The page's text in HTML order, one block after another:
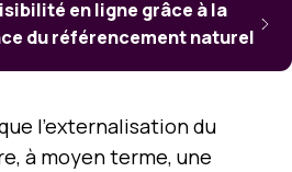
en ligne grâce à la
du référencement naturel
l’externalisation du
à moyen terme, une